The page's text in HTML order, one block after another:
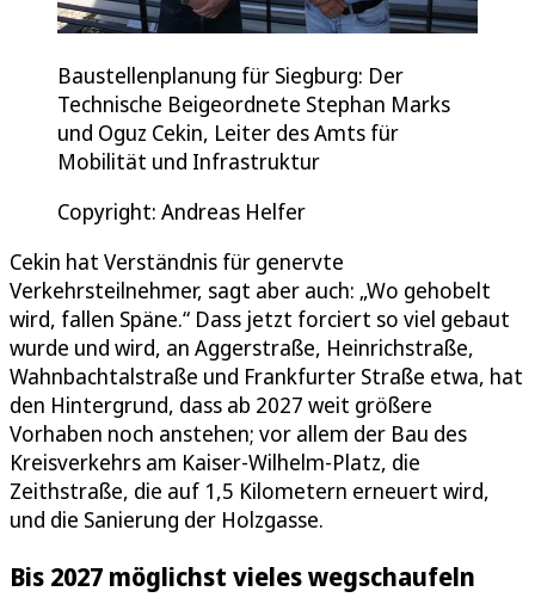
Baustellenplanung für Siegburg: Der
Technische Beigeordnete Stephan Marks
und Oguz Cekin, Leiter des Amts für
Mobilität und Infrastruktur
Copyright: Andreas Helfer
Cekin hat Verständnis für genervte
Verkehrsteilnehmer, sagt aber auch: „Wo gehobelt
wird, fallen Späne.“ Dass jetzt forciert so viel gebaut
wurde und wird, an Aggerstraße, Heinrichstraße,
Wahnbachtalstraße und Frankfurter Straße etwa, hat
den Hintergrund, dass ab 2027 weit größere
Vorhaben noch anstehen; vor allem der Bau des
Kreisverkehrs am Kaiser-Wilhelm-Platz, die
Zeithstraße, die auf 1,5 Kilometern erneuert wird,
und die Sanierung der Holzgasse.
Bis 2027 möglichst vieles wegschaufeln